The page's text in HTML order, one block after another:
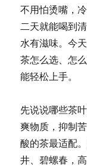
不用怕烫嘴，
二天就能喝到
水有滋味。今
茶怎么选、怎
能轻松上手。
先说说哪些茶
爽物质，抑制
酸的茶最适配
井、碧螺春，